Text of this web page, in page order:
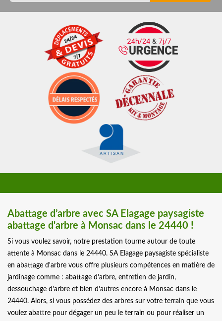
Abattage d’arbre avec SA Elagage paysagiste
abattage d'arbre à Monsac dans le 24440 !
Si vous voulez savoir, notre prestation tourne autour de toute
attente à Monsac dans le 24440. SA Elagage paysagiste spécialiste
en abattage d'arbre vous offre plusieurs compétences en matière de
jardinage comme : abattage d’arbre, entretien de jardin,
dessouchage d’arbre et bien d’autres encore à Monsac dans le
24440. Alors, si vous possédez des arbres sur votre terrain que vous
voulez abattre pour dégager un peu le terrain ou pour réaliser un